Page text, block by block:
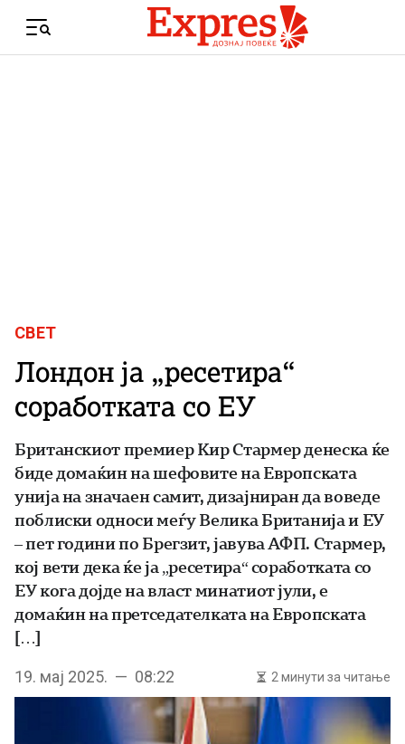
Menu
СВЕТ
Лондон ја „ресетира“
соработката со ЕУ
Британскиот премиер Кир Стармер денеска ќе
биде домаќин на шефовите на Европската
унија на значаен самит, дизајниран да воведе
поблиски односи меѓу Велика Британија и ЕУ
– пет години по Брегзит, јавува АФП. Стармер,
кој вети дека ќе ја „ресетира“ соработката со
ЕУ кога дојде на власт минатиот јули, е
домаќин на претседателката на Европската
[…]
19. мај 2025. — 08:22 2 минути за читање